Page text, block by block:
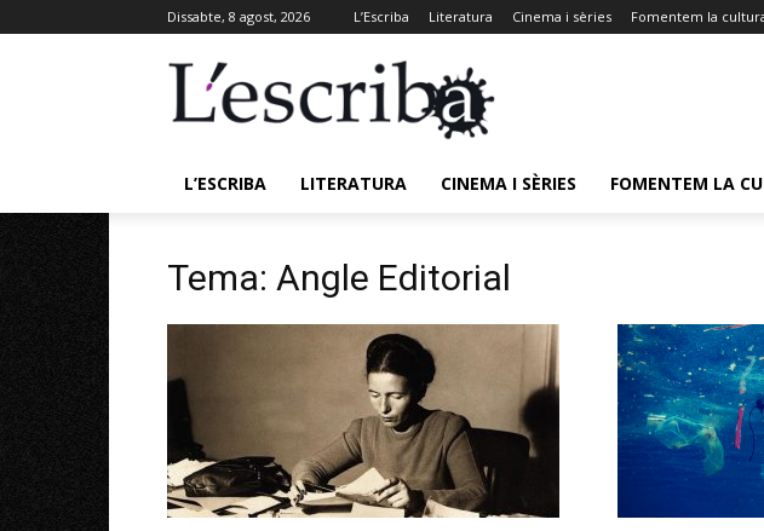
Dissabte, 8 agost, 2026 L’Escriba Literatura Cinema i sèries Fomentem la
L’ESCRIBA LITERATURA CINEMA I SÈRIES FOMENTEM LA
Tema: Angle Editorial